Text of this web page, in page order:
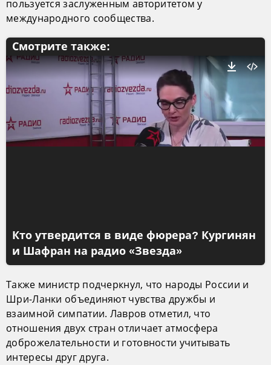
пользуется заслуженным авторитетом у
международного сообщества.
Смотрите также:
Кто утвердится в виде фюрера? Кургинян
и Шафран на радио «Звезда»
Также министр подчеркнул, что народы России и
Шри-Ланки объединяют чувства дружбы и
взаимной симпатии. Лавров отметил, что
отношения двух стран отличает атмосфера
доброжелательности и готовности учитывать
интересы друг друга.